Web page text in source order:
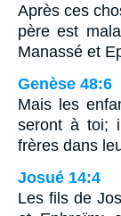
Après ces
père est
Manassé et
Genèse 48:6
Mais les
seront à toi;
frères dans
Josué 14:4
Les fils de